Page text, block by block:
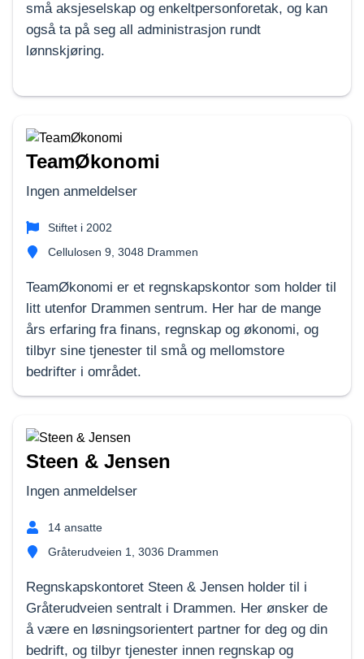
små aksjeselskap og enkeltpersonforetak, og kan
også ta på seg all administrasjon rundt
lønnskjøring.
TeamØkonomi
Ingen anmeldelser
Stiftet i 2002
Cellulosen 9, 3048 Drammen
TeamØkonomi er et regnskapskontor som holder til
litt utenfor Drammen sentrum. Her har de mange
års erfaring fra finans, regnskap og økonomi, og
tilbyr sine tjenester til små og mellomstore
bedrifter i området.
Steen & Jensen
Ingen anmeldelser
14 ansatte
Gråterudveien 1, 3036 Drammen
Regnskapskontoret Steen & Jensen holder til i
Gråterudveien sentralt i Drammen. Her ønsker de
å være en løsningsorientert partner for deg og din
bedrift, og tilbyr tjenester innen regnskap og